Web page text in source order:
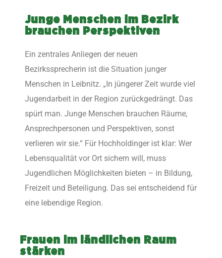
Junge Menschen im Bezirk
brauchen Perspektiven
Ein zentrales Anliegen der neuen
Bezirkssprecherin ist die Situation junger
Menschen in Leibnitz. „In jüngerer Zeit wurde viel
Jugendarbeit in der Region zurückgedrängt. Das
spürt man. Junge Menschen brauchen Räume,
Ansprechpersonen und Perspektiven, sonst
verlieren wir sie.“ Für Hochholdinger ist klar: Wer
Lebensqualität vor Ort sichern will, muss
Jugendlichen Möglichkeiten bieten – in Bildung,
Freizeit und Beteiligung. Das sei entscheidend für
eine lebendige Region.
Frauen im ländlichen Raum
stärken